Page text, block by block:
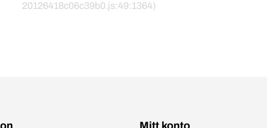
20126418c06c39b0.js:49:1364)